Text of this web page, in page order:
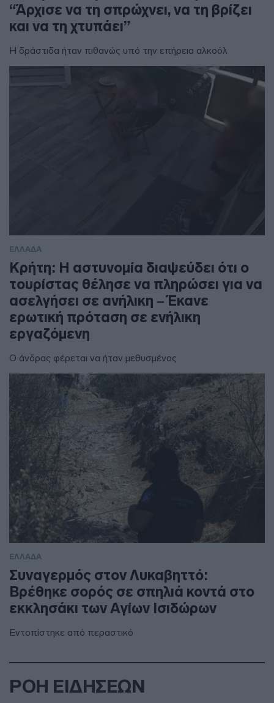
“Άρχισε να τη σπρώχνει, να τη βρίζει
και να τη χτυπάει”
Η δράστιδα ήταν πιθανώς υπό την επήρεια αλκοόλ
ΕΛΛΑΔΑ
Κρήτη: Η αστυνομία διαψεύδει ότι ο
τουρίστας θέλησε να πληρώσει για να
ασελγήσει σε ανήλικη – Έκανε
ερωτική πρόταση σε ενήλικη
εργαζόμενη
Ο άνδρας φέρεται να ήταν μεθυσμένος
ΕΛΛΑΔΑ
Συναγερμός στον Λυκαβηττό:
Βρέθηκε σορός σε σπηλιά κοντά στο
εκκλησάκι των Αγίων Ισιδώρων
Εντοπίστηκε από περαστικό
ΡΟΗ ΕΙΔΗΣΕΩΝ